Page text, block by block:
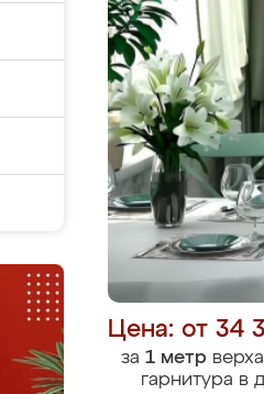
Цена: от 34
за 1 метр
гарнитура в